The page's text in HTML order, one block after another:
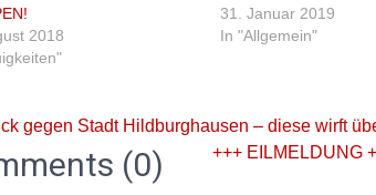
2018
31. Januar 2019
In "Allgemein"
gegen Stadt Hildburghausen – diese wirft
+++ EILMELDUNG
(0)